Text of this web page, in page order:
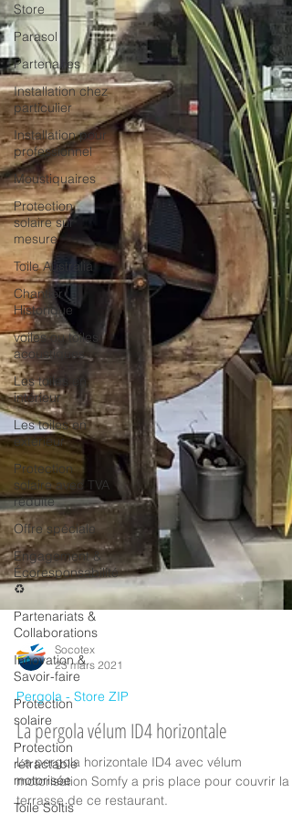
Store
Parasol
Partenaires
Installation chez
particulier
Installation pour
professionnel
Moustiquaires
Protection
solaire sur
mesure
Toile Australia
Chantier
Historique
voiles ou toiles
acoustiques
Les toiles en
intérieur
Les toiles en
extérieur
Protection
solaire avec TVA
réduite
Offre spéciale
Engagement &
Écoresponsabilité
♻️
Partenariats &
Collaborations
Innovation &
Savoir-faire
Protection
solaire
Protection
rétractable
motorisée
Toile Soltis
Socotex
23 mars 2021
Pergola - Store ZIP
La pergola vélum ID4 horizontale
La pergola horizontale ID4 avec vélum